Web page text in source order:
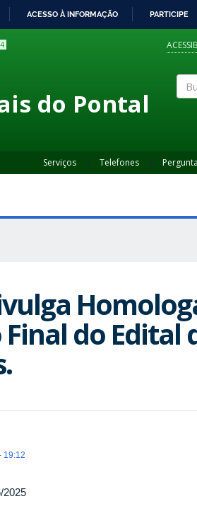
ACESSO À INFORMAÇÃO PARTICIPE
4
do Pontal
Serviços Telefones
do Edital
19:12
2025